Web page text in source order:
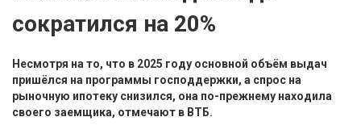
сократился на 20%
Несмотря на то, что в 2025 году основной объём выдач
пришёлся на программы господдержки, а спрос на
рыночную ипотеку снизился, она по-прежнему находила
своего заемщика, отмечают в ВТБ.